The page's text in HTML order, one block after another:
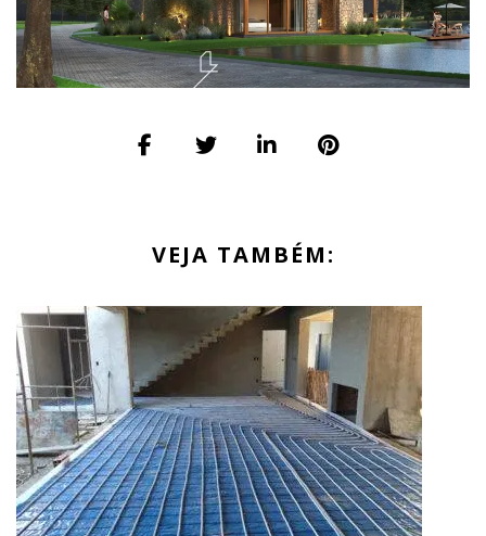
VEJA TAMBÉM: